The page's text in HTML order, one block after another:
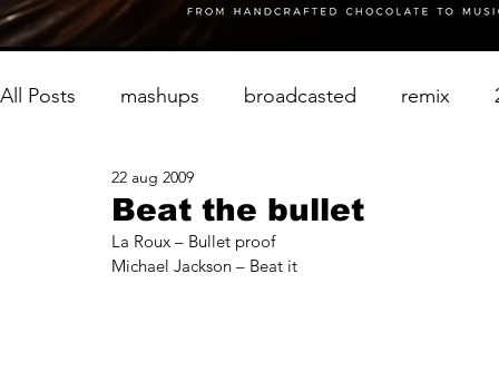
All Posts mashups broadcasted remix
Beat the bullet
22 aug 2009
La Roux – Bullet proof
Michael Jackson – Beat it